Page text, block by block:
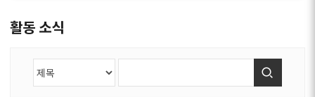
활동 소식